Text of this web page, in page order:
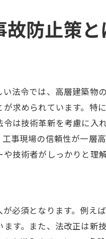
を支援する理由
律と技術の役割分担
防止策と
法令では、高層建築物
求められています。特
は技術革新を考慮に入
事現場の信頼性が一層
技術者がしっかりと理
必須となります。例え
す。また、法改正は新